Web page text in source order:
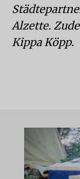
Alzette.
Kippa Köpp.